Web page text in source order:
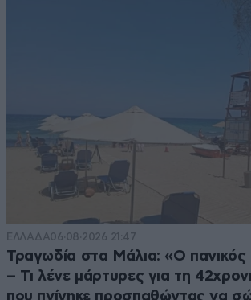
ΕΛΛΑΔΑ06·08·2026 21:47
Τραγωδία στα Μάλια: «Ο
– Τι λένε μάρτυρες για τη
που πνίγηκε προσπαθώντας να